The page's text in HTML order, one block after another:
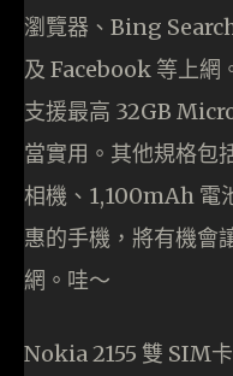
瀏覽器、Bing
及 Facebook 等上網
支援最高 32GB
當實用。其他規格包
相機、1,100mAh 電
惠的手機，將有機會
網。哇～
Nokia 2155 雙 SIM